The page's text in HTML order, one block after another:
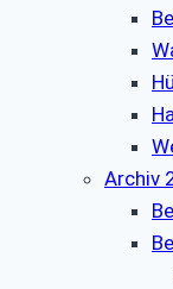
Archiv